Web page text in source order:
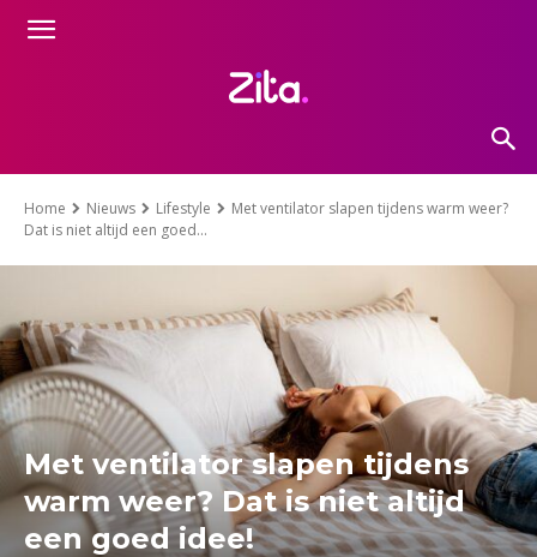
Home Nieuws Lifestyle
Met ventilator slapen tijdens warm weer?
Dat is niet altijd een goed...
Met ventilator slapen tijdens
warm weer? Dat is niet altijd
een goed idee!